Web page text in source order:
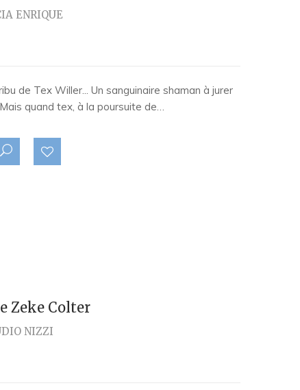
ENRIQUE
de Tex Willer... Un sanguinaire shaman à jurer
quand tex, à la poursuite de…
Zeke Colter
NIZZI